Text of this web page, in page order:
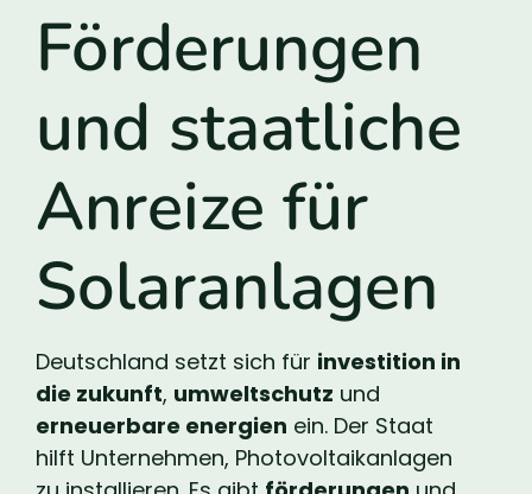
Förderungen
und staatliche
Anreize für
Solaranlagen
Deutschland setzt sich für investition in
die zukunft, umweltschutz und
erneuerbare energien ein. Der Staat
hilft Unternehmen, Photovoltaikanlagen